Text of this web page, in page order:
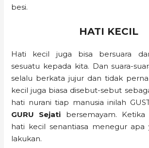
besi.
HATI KECIL
Hati kecil juga bisa bersuara
sesuatu kepada kita. Dan suara-
selalu berkata jujur dan tidak
kecil juga biasa disebut-sebut
hati nurani tiap manusia inilah
GURU Sejati bersemayam.
hati kecil senantiasa menegur
lakukan.